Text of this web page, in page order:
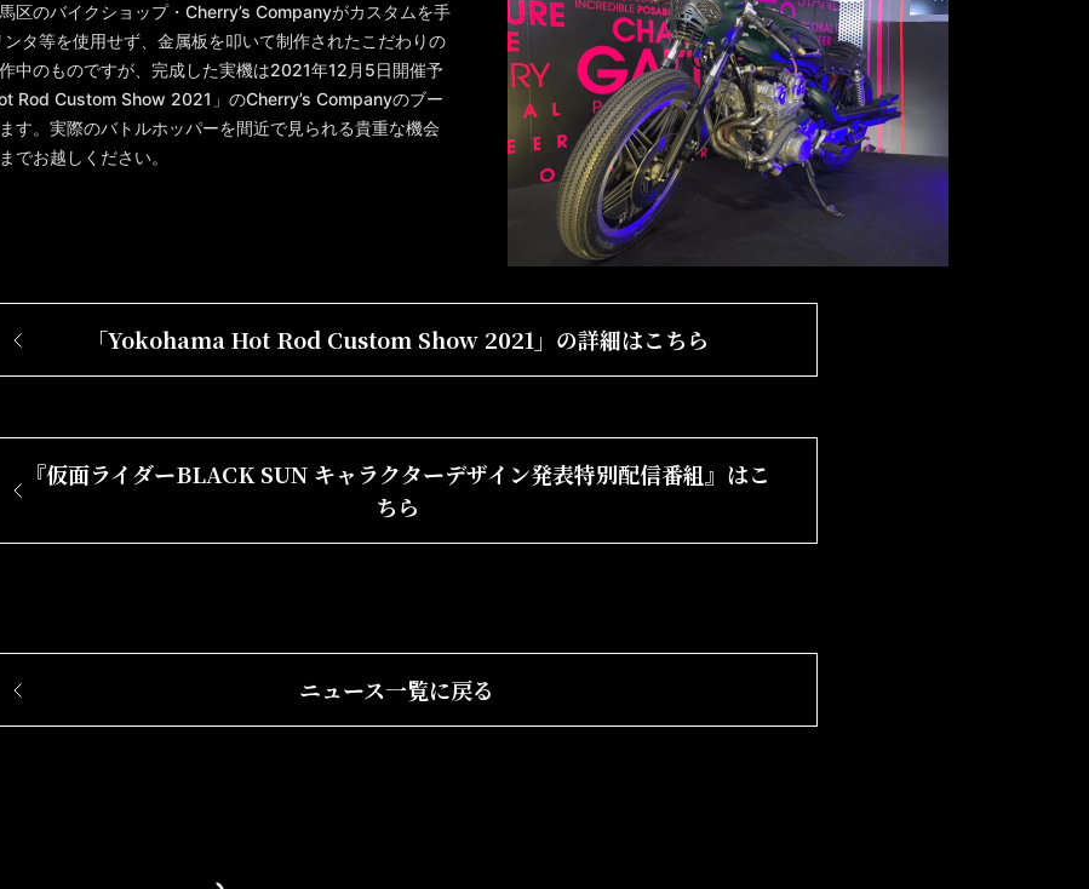
区のバイクショップ・Cherry’s Companyがカスタムを手
タ等を使用せず、金属板を叩いて制作されたこだわりの
中のものですが、完成した実機は2021年12月5日開催予
Rod Custom Show 2021」のCherry’s Companyのブー
す。実際のバトルホッパーを間近で見られる貴重な機会
でお越しください。
「Yokohama Hot Rod Custom Show 2021」の詳細はこちら
『仮面ライダーBLACK SUN キャラクターデザイン発表特別配信番組』はこ
ちら
ニュース一覧に戻る